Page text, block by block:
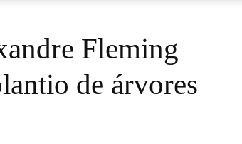
de
Fleming
de árvores